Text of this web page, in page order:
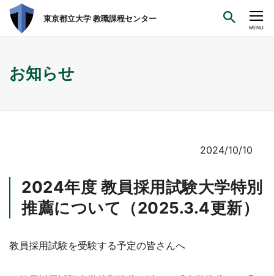
CLOSE
MENU
お知らせ
2024/10/10
2024年度 教員採用試験大学特別
推薦について（2025.3.4更新）
教員採用試験を受験する予定の皆さんへ
東京都立大学 教職課程センター